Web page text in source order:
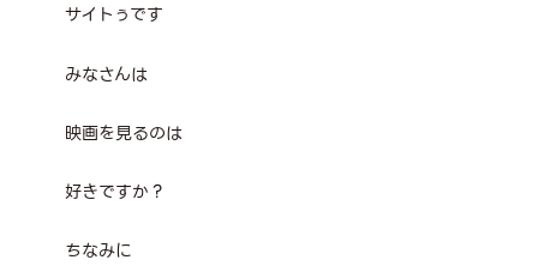
サイトぅです
みなさんは
映画を見るのは
好きですか？
ちなみに